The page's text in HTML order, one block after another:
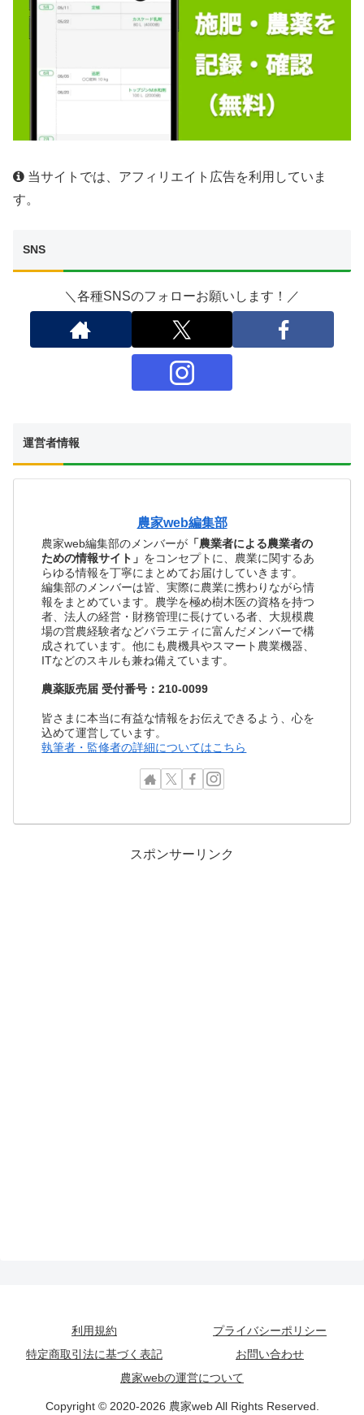
当サイトでは、アフィリエイト広告を利用していま
す。
SNS
＼各種SNSのフォローお願いします！／
運営者情報
農家web編集部
農家web編集部のメンバーが 「農業者による農業者の
ための情報サイト」 をコンセプトに、農業に関するあ
らゆる情報を丁寧にまとめてお届けしていきます。
編集部のメンバーは皆、実際に農業に携わりながら情
報をまとめています。農学を極め樹木医の資格を持つ
者、法人の経営・財務管理に長けている者、大規模農
場の営農経験者などバラエティに富んだメンバーで構
成されています。他にも農機具やスマート農業機器、
ITなどのスキルも兼ね備えています。
農薬販売届 受付番号：210-0099
皆さまに本当に有益な情報をお伝えできるよう、心を
込めて運営しています。
執筆者・監修者の詳細についてはこちら
スポンサーリンク
利用規約
プライバシーポリシー
特定商取引法に基づく表記
お問い合わせ
農家webの運営について
Copyright © 2020-2026 農家web All Rights Reserved.